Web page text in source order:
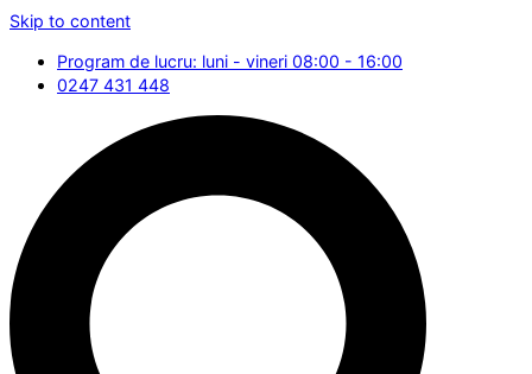
Skip to content
Program de lucru: luni - vineri 08:00 - 16:00
0247 431 448